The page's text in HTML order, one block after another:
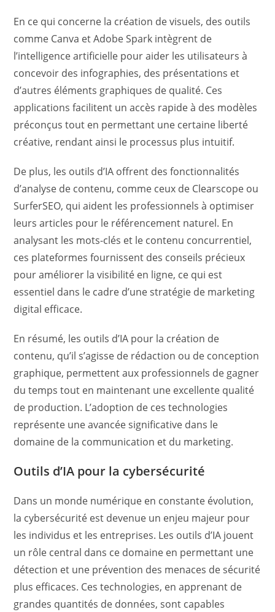
En ce qui concerne la création de visuels, des outils
comme Canva et Adobe Spark intègrent de
l’intelligence artificielle pour aider les utilisateurs à
concevoir des infographies, des présentations et
d’autres éléments graphiques de qualité. Ces
applications facilitent un accès rapide à des modèles
préconçus tout en permettant une certaine liberté
créative, rendant ainsi le processus plus intuitif.
De plus, les outils d’IA offrent des fonctionnalités
d’analyse de contenu, comme ceux de Clearscope ou
SurferSEO, qui aident les professionnels à optimiser
leurs articles pour le référencement naturel. En
analysant les mots-clés et le contenu concurrentiel,
ces plateformes fournissent des conseils précieux
pour améliorer la visibilité en ligne, ce qui est
essentiel dans le cadre d’une stratégie de marketing
digital efficace.
En résumé, les outils d’IA pour la création de
contenu, qu’il s’agisse de rédaction ou de conception
graphique, permettent aux professionnels de gagner
du temps tout en maintenant une excellente qualité
de production. L’adoption de ces technologies
représente une avancée significative dans le
domaine de la communication et du marketing.
Outils d’IA pour la cybersécurité
Dans un monde numérique en constante évolution,
la cybersécurité est devenue un enjeu majeur pour
les individus et les entreprises. Les outils d’IA jouent
un rôle central dans ce domaine en permettant une
détection et une prévention des menaces de sécurité
plus efficaces. Ces technologies, en apprenant de
grandes quantités de données, sont capables